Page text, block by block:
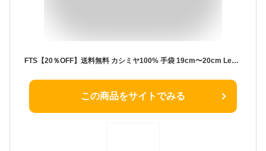
FTS【20％OFF】送料無料 カシミヤ100% 手袋 19cm〜20cm Les mignardises レディースグローブ カシミア スマホ手袋 グローブ レディース グローブ スマホ対応 防寒手袋 日本製 秋冬 暖かい ビジネス クリスマス プレゼント ギフト
この商品をサイトでみる